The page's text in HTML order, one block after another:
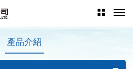
產品介紹